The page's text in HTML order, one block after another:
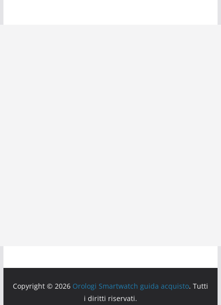
Copyright © 2026 Orologi Smartwatch guida acquisto. Tutti
i diritti riservati.